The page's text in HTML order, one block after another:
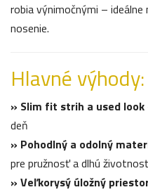
robia výnimočnými –
nosenie.
Hlavné výhody:
» Slim fit strih a used look
deň
» Pohodlný a odolný
pre pružnosť a dlhú
» Veľkorysý úložný